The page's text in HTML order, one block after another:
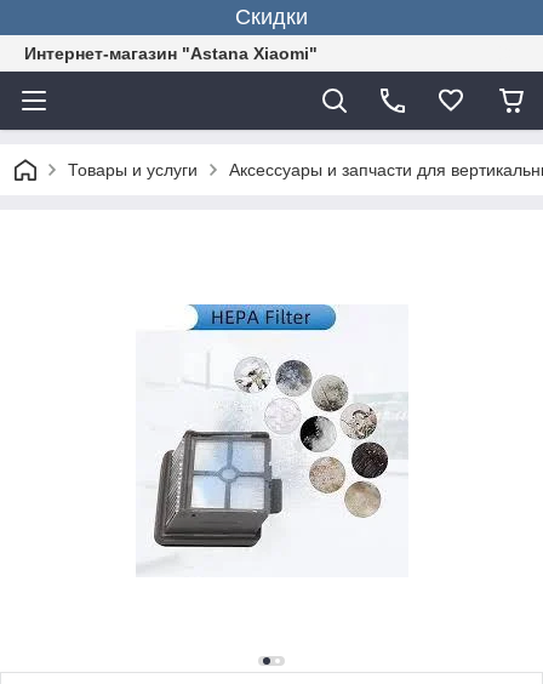
Скидки
Интернет-магазин "Astana Xiaomi"
Товары и услуги Аксессуары и запчасти для